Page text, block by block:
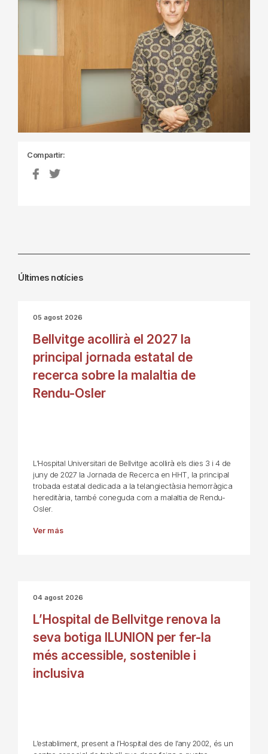
Compartir:
Últimes notícies
05 agost 2026
Bellvitge acollirà el 2027 la
principal jornada estatal de
recerca sobre la malaltia de
Rendu-Osler
L’Hospital Universitari de Bellvitge acollirà els dies 3 i 4 de
juny de 2027 la Jornada de Recerca en HHT, la principal
trobada estatal dedicada a la telangiectàsia hemorràgica
hereditària, també coneguda com a malaltia de Rendu-
Osler.
Ver más
04 agost 2026
L’Hospital de Bellvitge renova la
seva botiga ILUNION per fer-la
més accessible, sostenible i
inclusiva
L’establiment, present a l’Hospital des de l’any 2002, és un